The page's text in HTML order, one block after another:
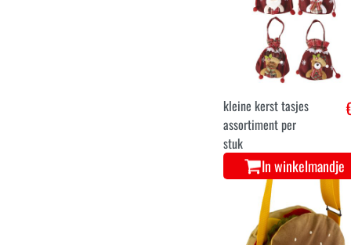
kleine kerst tasjes
assortiment per
stuk
In winkelmandje